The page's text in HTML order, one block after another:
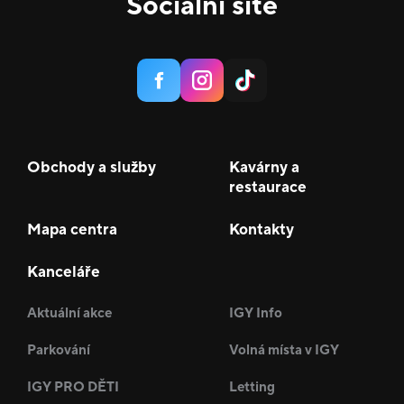
Obchody a služby
Kavárny a
restaurace
Mapa centra Kontakty
Kanceláře
Aktuální akce IGY Info
Parkování Volná místa v IGY
IGY PRO DĚTI Letting